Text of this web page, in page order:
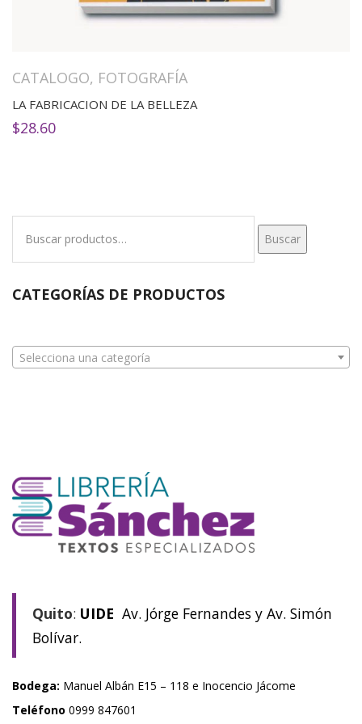
CATALOGO, FOTOGRAFÍA
LA FABRICACION DE LA BELLEZA
$28.60
Buscar
CATEGORÍAS DE PRODUCTOS
Selecciona una categoría
Quito: UIDE Av. Jórge Fernandes y Av. Simón
Bolívar.
Bodega: Manuel Albán E15 – 118 e Inocencio Jácome
Teléfono 0999 847601